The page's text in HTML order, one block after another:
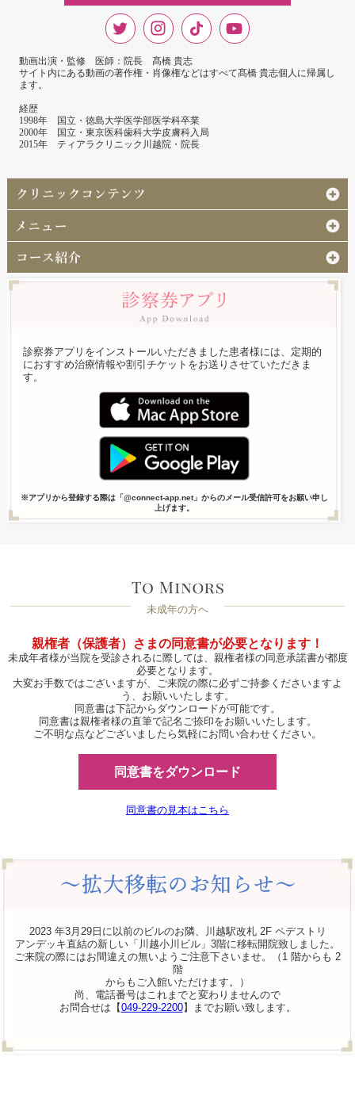
動画出演・監修 医師：院長 髙橋 貴志
サイト内にある動画の著作権・肖像権などはすべて髙橋 貴志個人に帰属し
ます。
経歴
1998年 国立・徳島大学医学部医学科卒業
2000年 国立・東京医科歯科大学皮膚科入局
2015年 ティアラクリニック川越院・院長
診察券アプリをインストールいただきました患者様には、定期的
におすすめ治療情報や割引チケットをお送りさせていただきま
す。
※アプリから登録する際は「@connect-app.net」からのメール受信許可をお願い申し
上げます。
未成年の方へ
親権者（保護者）さまの同意書が必要となります！
未成年者様が当院を受診されるに際しては、親権者様の同意承諾書が都度
必要となります。
大変お手数ではございますが、ご来院の際に必ずご持参くださいますよ
う、お願いいたします。
同意書は下記からダウンロードが可能です。
同意書は親権者様の直筆で記名ご捺印をお願いいたします。
ご不明な点などございましたら気軽にお問い合わせください。
同意書をダウンロード
同意書の見本はこちら
2023 年3月29日に以前のビルのお隣、川越駅改札 2F ペデストリ
アンデッキ直結の新しい「川越小川ビル」3階に移転開院致しました。
ご来院の際にはお間違えの無いようご注意下さいませ。（1 階からも 2
階
からもご入館いただけます。）
尚、電話番号はこれまでと変わりませんので
お問合せは【049-229-2200】までお願い致します。